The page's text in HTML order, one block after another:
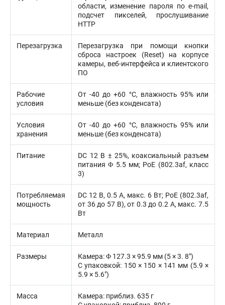
области, изменение пароля по e-mail,
подсчет пикселей, прослушивание
HTTP
Перезагрузка
Перезагрузка при помощи кнопки
сброса настроек (Reset) на корпусе
камеры, веб-интерфейса и клиентского
ПО
Рабочие
условия
От -40 до +60 °C, влажность 95% или
меньше (без конденсата)
Условия
хранения
От -40 до +60 °C, влажность 95% или
меньше (без конденсата)
Питание
DC 12 В ± 25%, коаксиальный разъем
питания Φ 5.5 мм; PoE (802.3af, класс
3)
Потребляемая
мощность
DC 12 В, 0.5 A, макс. 6 Вт; PoE (802.3af,
от 36 до 57 В), от 0.3 до 0.2 A, макс. 7.5
Вт
Материал Металл
Размеры
Камера: Φ 127.3 × 95.9 мм (5 × 3. 8″)
С упаковкой: 150 × 150 × 141 мм (5.9 ×
5.9 × 5.6″)
Масса
Камера: приблиз. 635 г